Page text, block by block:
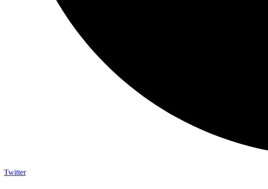
Twitter